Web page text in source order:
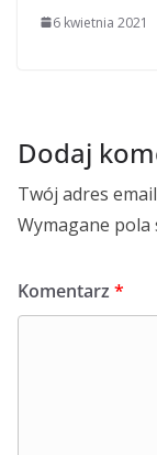
6 kwietnia 2021
Dodaj
Twój adres
Wymagane pola
Komentarz *